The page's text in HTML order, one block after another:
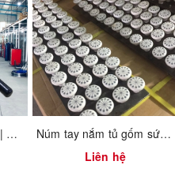
Tay Nắm Đũa Cho Tủ | Stick Cabinet Handle
Núm tay nắm tủ gốm sứ / Ceramic cabinet knobs
Liên hệ